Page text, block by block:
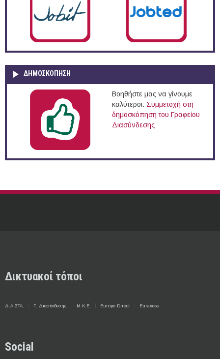
ΔΗΜΟΣΚΌΠΗΣΗ
Βοηθήστε μας να γίνουμε
καλύτεροι. Συμμετοχή στη
δημοσκόπηση του Γραφείου
Διασύνδεσης
Δικτυακοί τόποι
Δ.Α.ΣΤΑ. Γ. Διασύνδεσης Μ.Κ.Ε. Europe Direct Euraxess
Social